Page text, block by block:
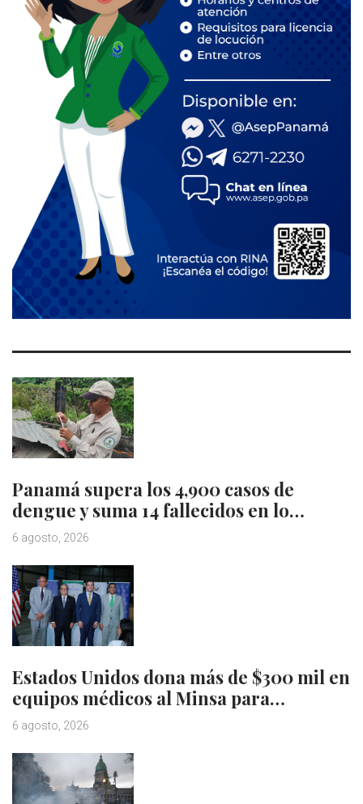
Panamá supera los 4,900 casos de
dengue y suma 14 fallecidos en lo…
6 agosto, 2026
Estados Unidos dona más de $300 mil en
equipos médicos al Minsa para…
6 agosto, 2026